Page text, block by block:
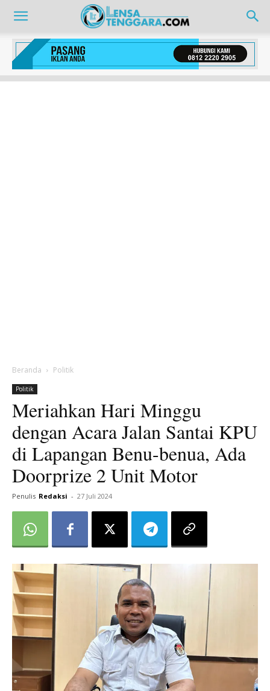
Beranda Politik
Politik
Meriahkan Hari Minggu
dengan Acara Jalan Santai KPU
di Lapangan Benu-benua, Ada
Doorprize 2 Unit Motor
Penulis Redaksi - 27 Juli 2024